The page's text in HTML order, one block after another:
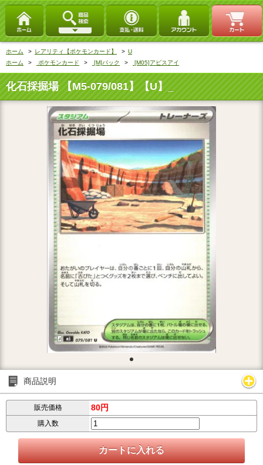
ホーム > レアリティ【ポケモンカード】 > U
ホーム
> ポケモンカード > [M]パック > [M05]アビスアイ
化石採掘場 【M5-079/081】【U】_
商品説明
販売価格 80円
購入数